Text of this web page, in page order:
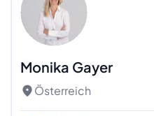
Monika Gayer
Österreich